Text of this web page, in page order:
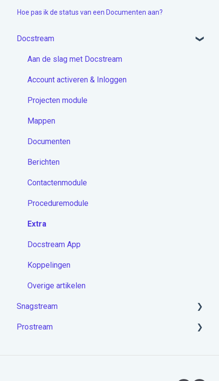
Hoe pas ik de status van een Documenten aan?
Docstream
Aan de slag met Docstream
Account activeren & Inloggen
Projecten module
Mappen
Documenten
Berichten
Contactenmodule
Proceduremodule
Extra
Docstream App
Koppelingen
Overige artikelen
Snagstream
Aan de slag met Snagstream
Prostream